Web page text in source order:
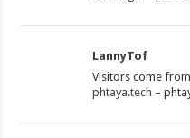
LannyTof
Visitors come
phtaya.tech –